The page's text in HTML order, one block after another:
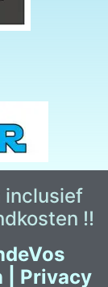
inclusief
!!
Privacy